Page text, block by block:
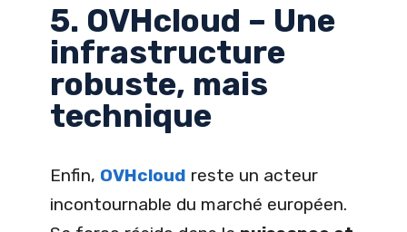
5. OVHcloud – Une
infrastructure
robuste, mais
technique
Enfin, OVHcloud reste un acteur
incontournable du marché européen.